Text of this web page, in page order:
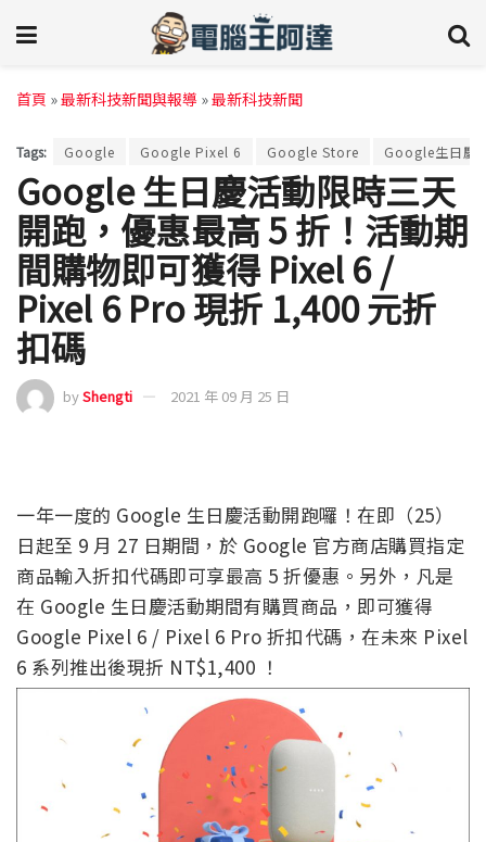
首頁 »最新科技新聞與報導 »最新科技新聞
Tags: Google Google Pixel 6 Google Store Google生日慶
Google 生日慶活動限時三天
開跑，優惠最高 5 折！活動期
間購物即可獲得 Pixel 6 /
Pixel 6 Pro 現折 1,400 元折
扣碼
byShengti 2021 年 09 月 25 日
一年一度的 Google 生日慶活動開跑囉！在即（25）
日起至 9 月 27 日期間，於 Google 官方商店購買指定
商品輸入折扣代碼即可享最高 5 折優惠。另外，凡是
在 Google 生日慶活動期間有購買商品，即可獲得
Google Pixel 6 / Pixel 6 Pro 折扣代碼，在未來 Pixel
6 系列推出後現折 NT$1,400 ！